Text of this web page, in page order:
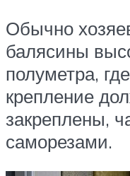
Обычно
балясины
полуметра,
крепление
закреплены,
саморезами.